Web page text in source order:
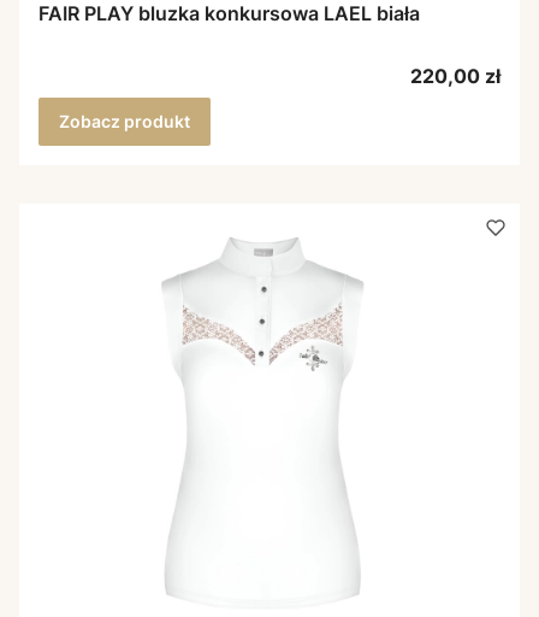
FAIR PLAY bluzka konkursowa LAEL biała
Cena
220,00 zł
Zobacz produkt